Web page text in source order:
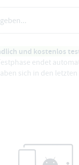
und kostenlos
endet
sich in den